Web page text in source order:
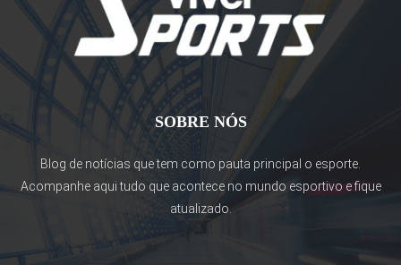
SOBRE NÓS
Blog de notícias que tem como pauta principal o esporte.
Acompanhe aqui tudo que acontece no mundo esportivo e fique
atualizado.